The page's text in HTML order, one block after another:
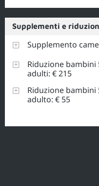
Supplementi e
Supplemento
Riduzione bambini
adulti: € 215
Riduzione bambini
adulto: € 55